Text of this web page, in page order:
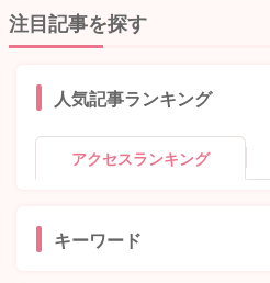
注目記事を探す
人気記事ランキング
アクセスランキング
キーワード